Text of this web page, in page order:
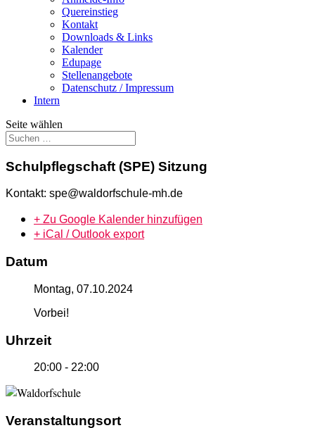
Quereinstieg
Kontakt
Downloads & Links
Kalender
Edupage
Stellenangebote
Datenschutz / Impressum
Intern
Seite wählen
Schulpflegschaft (SPE) Sitzung
Kontakt: spe@waldorfschule-mh.de
+ Zu Google Kalender hinzufügen
+ iCal / Outlook export
Datum
Montag, 07.10.2024
Vorbei!
Uhrzeit
20:00 - 22:00
Veranstaltungsort